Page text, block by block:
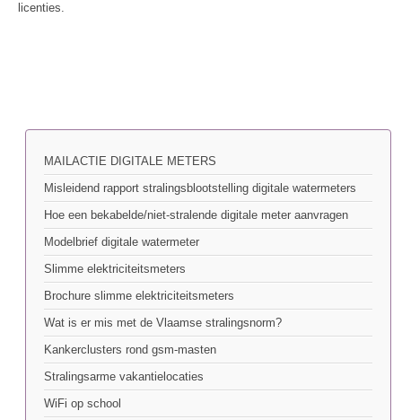
licenties.
MAILACTIE DIGITALE METERS
Misleidend rapport stralingsblootstelling digitale watermeters
Hoe een bekabelde/niet-stralende digitale meter aanvragen
Modelbrief digitale watermeter
Slimme elektriciteitsmeters
Brochure slimme elektriciteitsmeters
Wat is er mis met de Vlaamse stralingsnorm?
Kankerclusters rond gsm-masten
Stralingsarme vakantielocaties
WiFi op school